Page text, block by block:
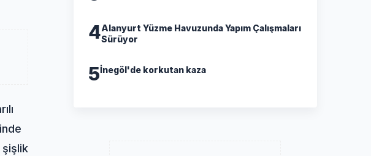
şişlik
4Alanyurt Yüzme Havuzunda Yapım Çalışmaları
Sürüyor
5İnegöl'de korkutan kaza